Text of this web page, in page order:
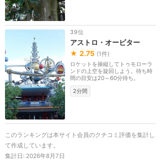
39位
アストロ・オービター
★ 2.75 (1件)
ロケットを操縦してトゥモローラ
ンドの上空を旋回しよう。待ち時
間の目安は20～60分待ち。
2分間
このランキングは本サイト会員のクチコミ評価を集計し
て作成しています。
集計日: 2026年8月7日